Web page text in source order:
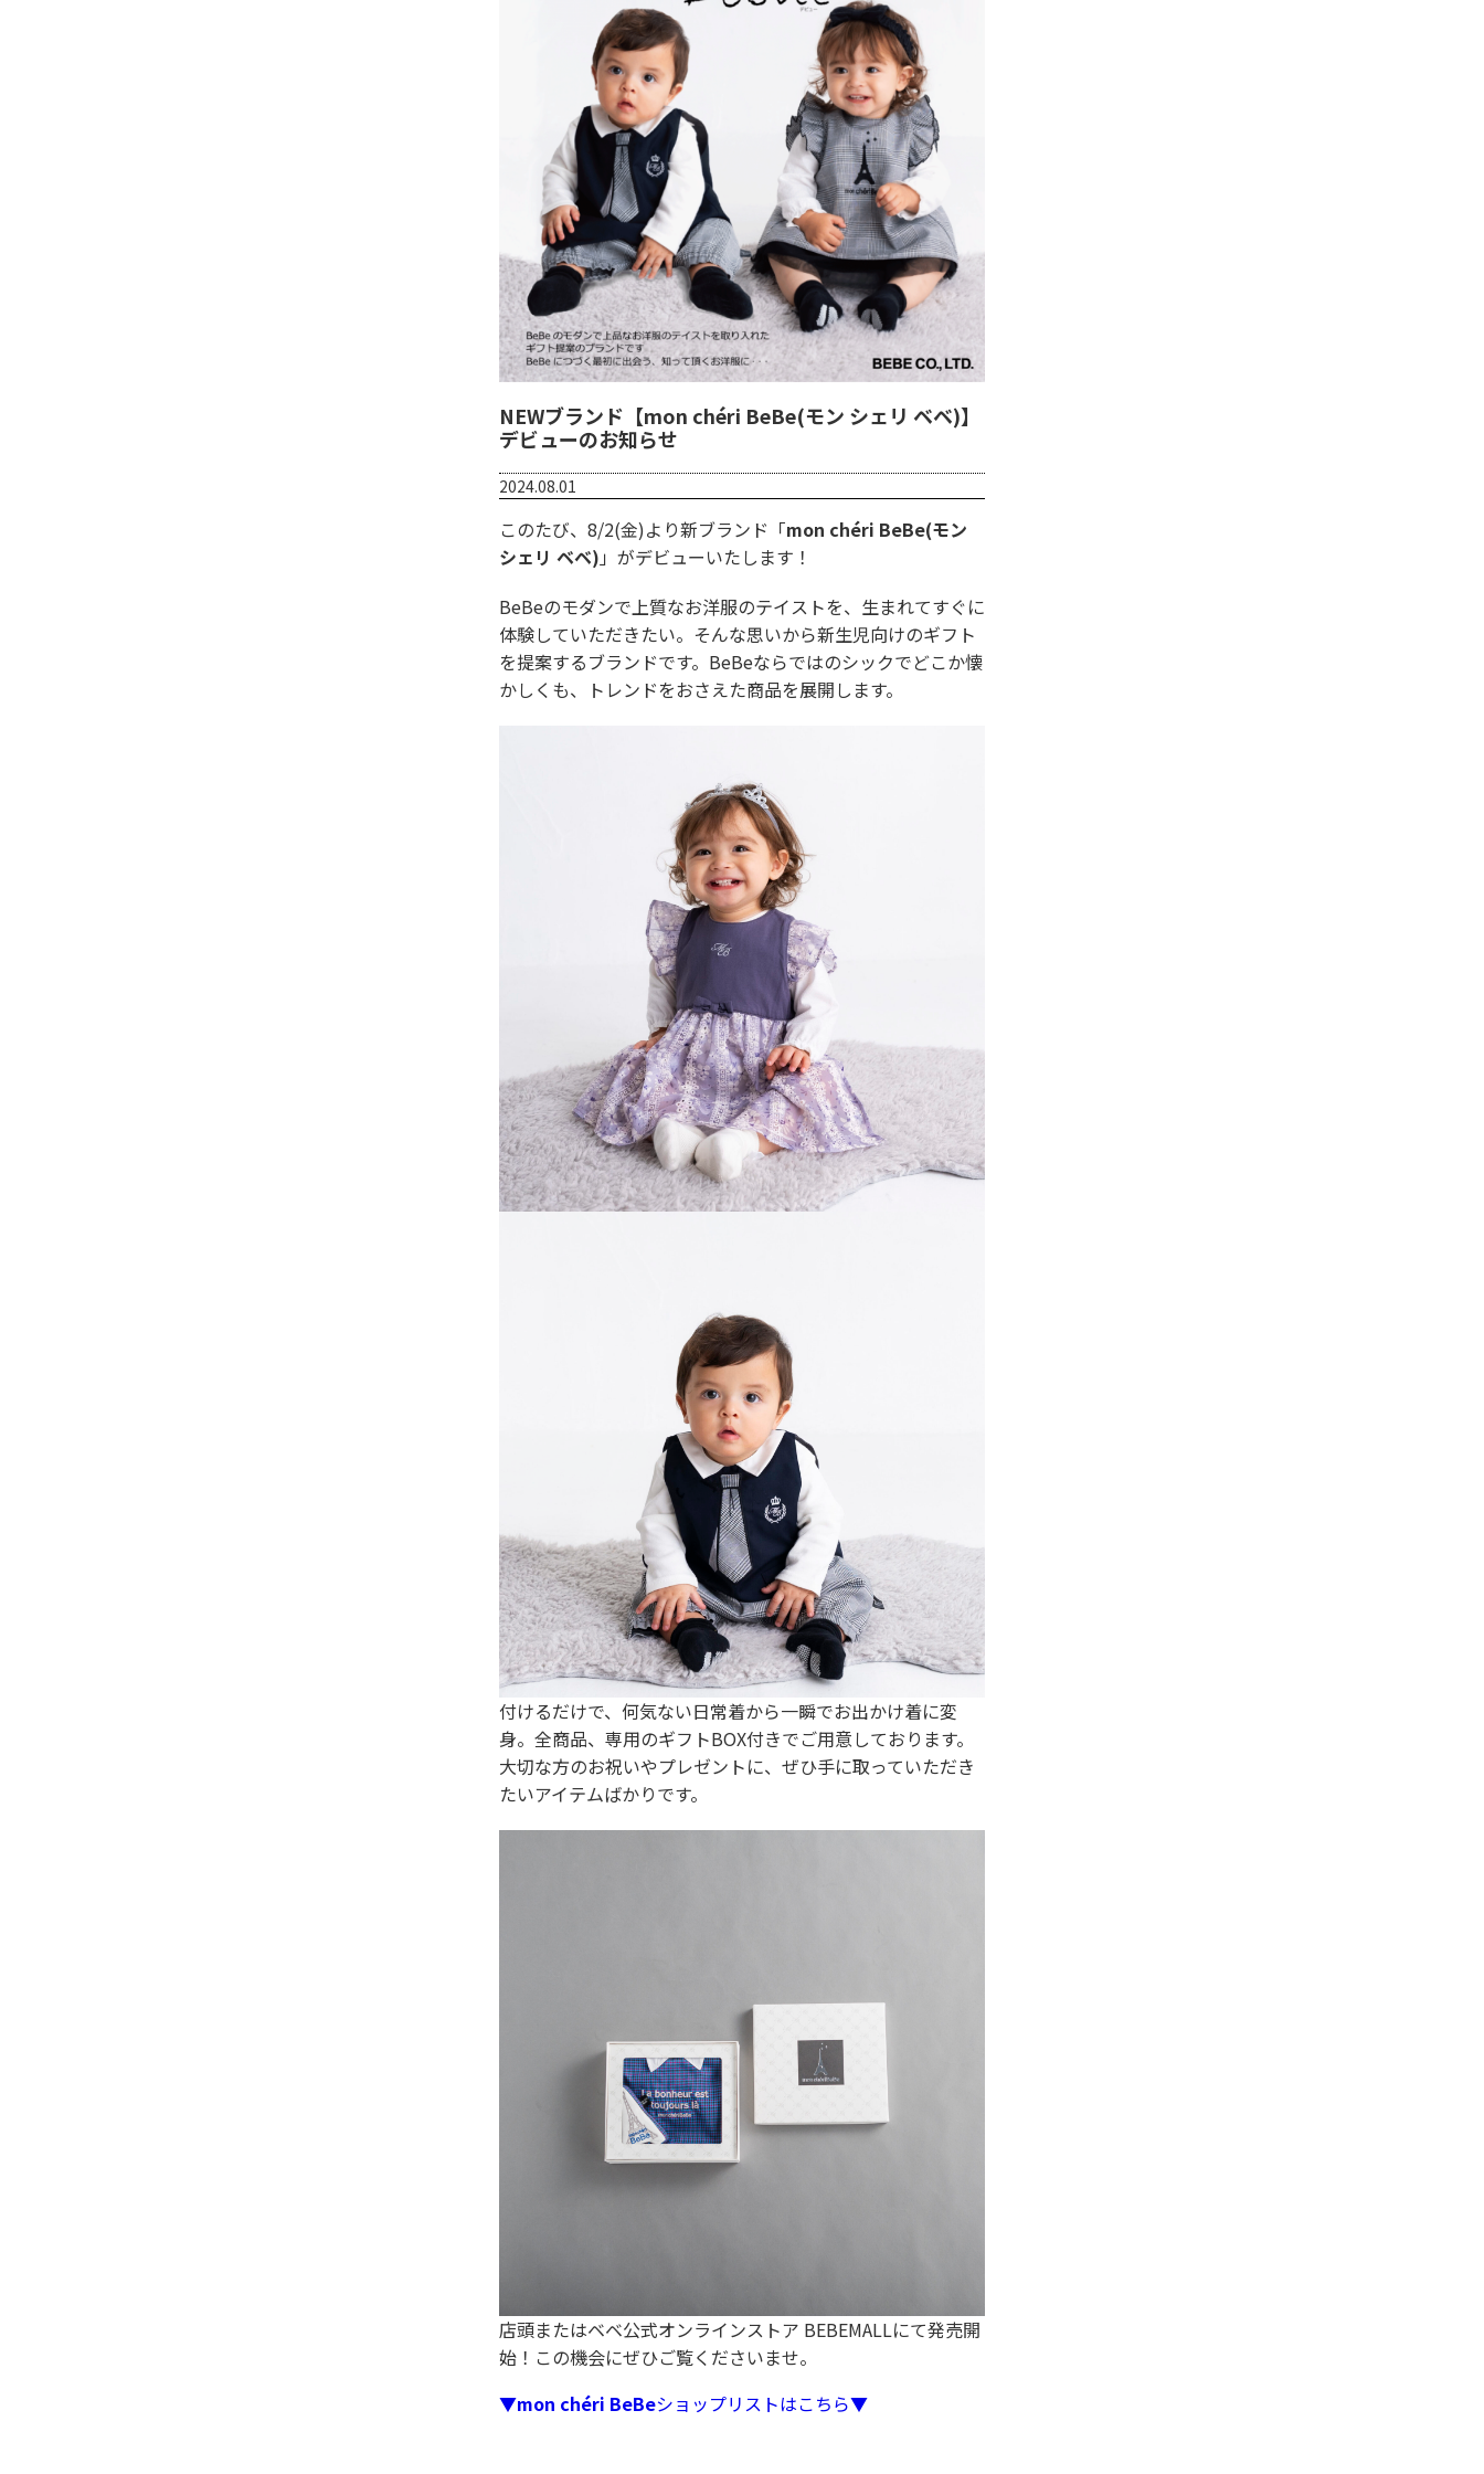
NEWブランド【mon chéri BeBe(モン シェリ ベベ)】
デビューのお知らせ
2024.08.01
このたび、8/2(金)より新ブランド「mon chéri BeBe(モン
シェリ ベベ) 」がデビューいたします！
BeBeのモダンで上質なお洋服のテイストを、生まれてすぐに
体験していただきたい。そんな思いから新生児向けのギフト
を提案するブランドです。BeBeならではのシックでどこか懐
かしくも、トレンドをおさえた商品を展開します。
付けるだけで、何気ない日常着から一瞬でお出かけ着に変
身。全商品、専用のギフトBOX付きでご用意しております。
大切な方のお祝いやプレゼントに、ぜひ手に取っていただき
たいアイテムばかりです。
店頭またはベベ公式オンラインストア BEBEMALLにて発売開
始！この機会にぜひご覧くださいませ。
▼mon chéri BeBeショップリストはこちら▼